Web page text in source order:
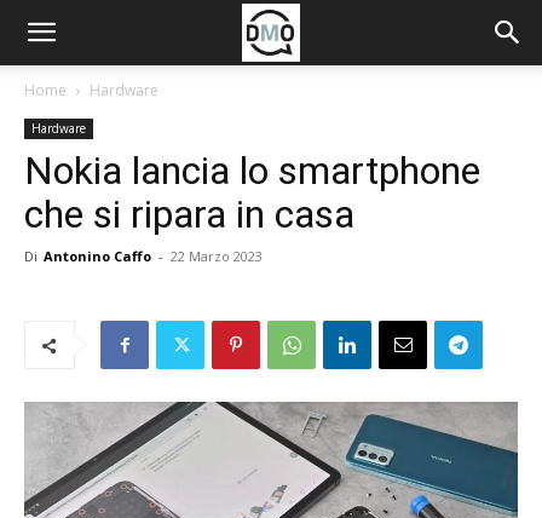
Home Hardware
Hardware
Nokia lancia lo smartphone
che si ripara in casa
Di Antonino Caffo - 22 Marzo 2023